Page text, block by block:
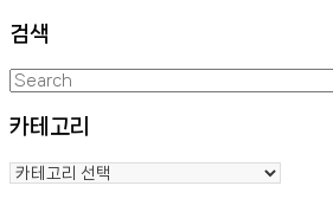
과 오순절 간에는 칠 안식일이 들어 있기
한다.(레23:10~21, 출34:22, 신
검색
Search
카테고리
카